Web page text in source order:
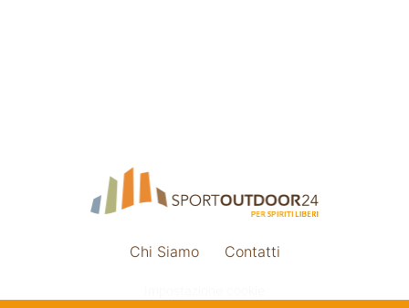
Chi Siamo Contatti